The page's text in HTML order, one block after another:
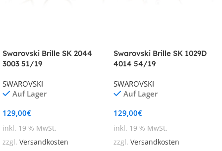
Swarovski Brille SK 2044
3003 51/19
SWAROVSKI
Auf Lager
129,00€
inkl. 19 % MwSt.
zzgl. Versandkosten
Swarovski Brille SK 1029D
4014 54/19
SWAROVSKI
Auf Lager
129,00€
inkl. 19 % MwSt.
zzgl. Versandkosten